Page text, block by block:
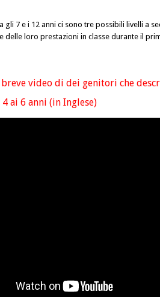
gli 7 e i 12 anni ci sono tre possibili livelli a
delle loro prestazioni in classe durante il
breve video di dei genitori che
ai 6 anni (in Inglese)